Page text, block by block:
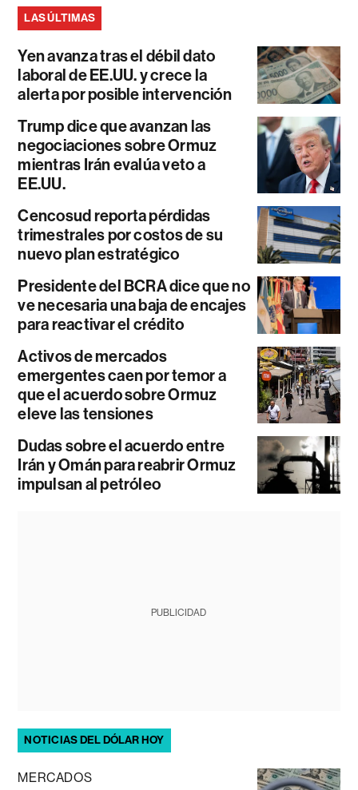
LAS ÚLTIMAS
Yen avanza tras el débil dato
laboral de EE.UU. y crece la
alerta por posible intervención
Trump dice que avanzan las
negociaciones sobre Ormuz
mientras Irán evalúa veto a
EE.UU.
Cencosud reporta pérdidas
trimestrales por costos de su
nuevo plan estratégico
Presidente del BCRA dice que no
ve necesaria una baja de encajes
para reactivar el crédito
Activos de mercados
emergentes caen por temor a
que el acuerdo sobre Ormuz
eleve las tensiones
Dudas sobre el acuerdo entre
Irán y Omán para reabrir Ormuz
impulsan al petróleo
PUBLICIDAD
NOTICIAS DEL DÓLAR HOY
MERCADOS